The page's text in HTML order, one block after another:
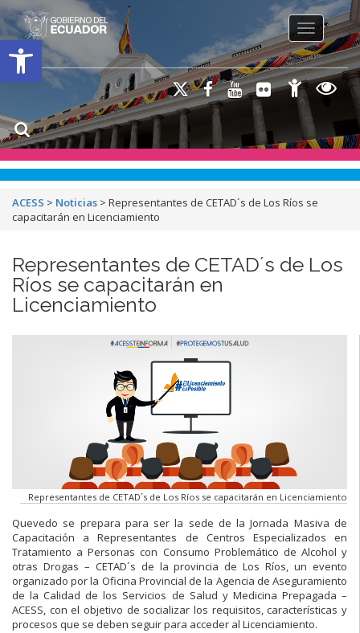
Open toolbar
Toggle
ACESS > Noticias > Representantes de CETAD´s de Los Ríos se
capacitarán en Licenciamiento
Representantes de CETAD´s de Los
Ríos se capacitarán en
Licenciamiento
Representantes de CETAD´s de Los Ríos se capacitarán en Licenciamiento
Quevedo se prepara para ser la sede de la Jornada Masiva de
Capacitación a Representantes de Centros Especializados en
Tratamiento a Personas con Consumo Problemático de Alcohol y
otras Drogas – CETAD´s de la provincia de Los Ríos, un evento
organizado por la Oficina Provincial de la Agencia de Aseguramiento
de la Calidad de los Servicios de Salud y Medicina Prepagada –
ACESS, con el objetivo de socializar los requisitos, características y
procesos que se deben seguir para acceder al Licenciamiento.